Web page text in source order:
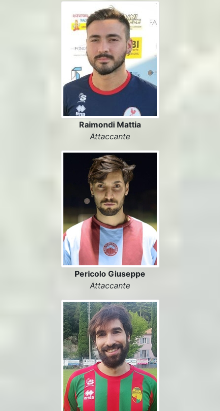
Raimondi Mattia
Attaccante
Pericolo Giuseppe
Attaccante